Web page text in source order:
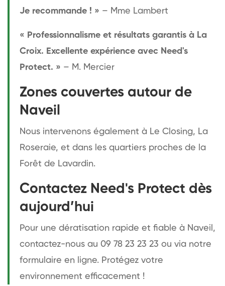
Je recommande ! » – Mme Lambert
« Professionnalisme et résultats garantis à La
Croix. Excellente expérience avec Need's
Protect. » – M. Mercier
Zones couvertes autour de
Naveil
Nous intervenons également à Le Closing, La
Roseraie, et dans les quartiers proches de la
Forêt de Lavardin.
Contactez Need's Protect dès
aujourd’hui
Pour une dératisation rapide et fiable à Naveil,
contactez-nous au 09 78 23 23 23 ou via notre
formulaire en ligne. Protégez votre
environnement efficacement !